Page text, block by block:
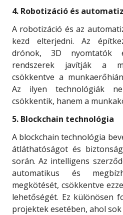
4. Robotizáció és
A robotizáció és az
kezd elterjedni. Az
drónok, 3D nyomtatók
rendszerek javítják a
csökkentve a
Az ilyen technológiák
csökkentik, hanem a
5. Blockchain technológia
A blockchain technológia
átláthatóságot és
során. Az intelligens
automatikus és
megkötését, csökkentve
lehetőségét. Ez különösen
projektek esetében, ahol